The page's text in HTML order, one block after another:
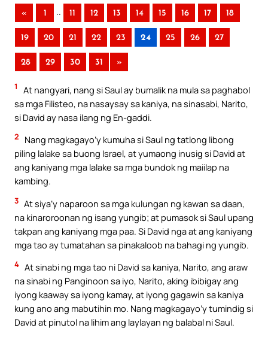
« 1 .. 11 12 13 14 15 16 17 18
19 20 21 22 23 24 25 26 27
28 29 30 31 »
1
At nangyari, nang si Saul ay bumalik na mula sa paghabol
sa mga Filisteo, na nasaysay sa kaniya, na sinasabi, Narito,
si David ay nasa ilang ng En-gaddi.
2
Nang magkagayo’y kumuha si Saul ng tatlong libong
piling lalake sa buong Israel, at yumaong inusig si David at
ang kaniyang mga lalake sa mga bundok ng maiilap na
kambing.
3 At siya’y naparoon sa mga kulungan ng kawan sa daan,
na kinaroroonan ng isang yungib; at pumasok si Saul upang
takpan ang kaniyang mga paa. Si David nga at ang kaniyang
mga tao ay tumatahan sa pinakaloob na bahagi ng yungib.
4 At sinabi ng mga tao ni David sa kaniya, Narito, ang araw
na sinabi ng Panginoon sa iyo, Narito, aking ibibigay ang
iyong kaaway sa iyong kamay, at iyong gagawin sa kaniya
kung ano ang mabutihin mo. Nang magkagayo’y tumindig si
David at pinutol na lihim ang laylayan ng balabal ni Saul.